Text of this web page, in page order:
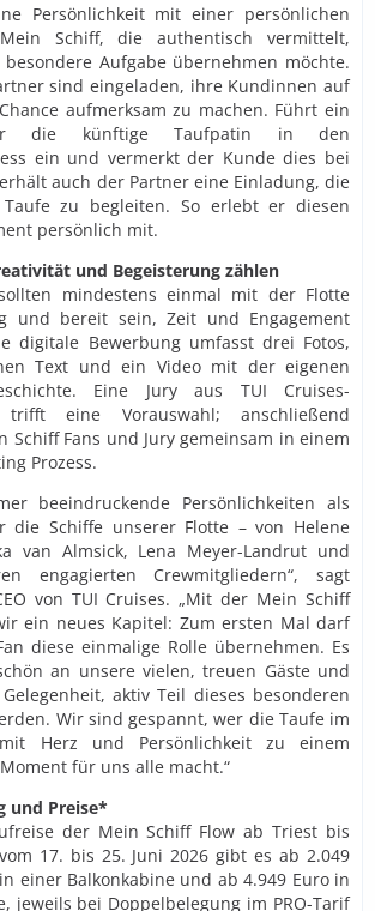
Persönlichkeit mit einer persönlichen
Schiff, die authentisch vermittelt,
Aufgabe übernehmen möchte.
sind eingeladen, ihre Kundinnen auf
aufmerksam zu machen. Führt ein
die künftige Taufpatin in den
ein und vermerkt der Kunde dies bei
auch der Partner eine Einladung, die
zu begleiten. So erlebt er diesen
persönlich mit.
und Begeisterung zählen
mindestens einmal mit der Flotte
und bereit sein, Zeit und Engagement
digitale Bewerbung umfasst drei Fotos,
Text und ein Video mit der eigenen
Eine Jury aus TUI Cruises-
trifft eine Vorauswahl; anschließend
Schiff Fans und Jury gemeinsam in einem
Prozess.
beeindruckende Persönlichkeiten als
die Schiffe unserer Flotte – von Helene
van Almsick, Lena Meyer-Landrut und
engagierten Crewmitgliedern“, sagt
von TUI Cruises. „Mit der Mein Schiff
ein neues Kapitel: Zum ersten Mal darf
diese einmalige Rolle übernehmen. Es
an unsere vielen, treuen Gäste und
aktiv Teil dieses besonderen
Wir sind gespannt, wer die Taufe im
Herz und Persönlichkeit zu einem
für uns alle macht.“
und Preise*
der Mein Schiff Flow ab Triest bis
17. bis 25. Juni 2026 gibt es ab 2.049
einer Balkonkabine und ab 4.949 Euro in
jeweils bei Doppelbelegung im PRO-Tarif